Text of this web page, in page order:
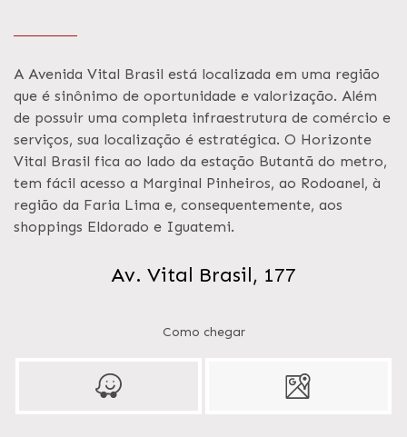
A Avenida Vital Brasil está localizada em uma região
que é sinônimo de oportunidade e valorização. Além
de possuir uma completa infraestrutura de comércio e
serviços, sua localização é estratégica. O Horizonte
Vital Brasil fica ao lado da estação Butantã do metro,
tem fácil acesso a Marginal Pinheiros, ao Rodoanel, à
região da Faria Lima e, consequentemente, aos
shoppings Eldorado e Iguatemi.
Av. Vital Brasil, 177
Como chegar